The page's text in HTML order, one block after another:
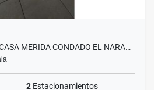
MERIDA CONDADO EL NARA…
2 Estacionamientos